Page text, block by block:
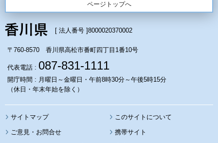
ページトップへ
[ 法人番号 ]8000020370002
〒760-8570 香川県高松市番町四丁目1番10号
代表電話 : 087-831-1111
開庁時間 : 月曜日～金曜日・午前8時30分～午後5時15分
（休日・年末年始を除く）
サイトマップ このサイトについて
携帯サイト